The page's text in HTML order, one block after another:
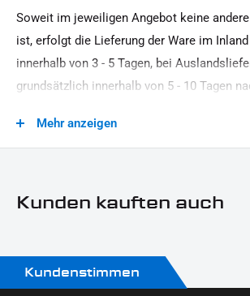
Hersteller:
IRON OPTICS
12 V / 2, 5 W
Material:
Aluminium
Universal Modellreihe
Universal Marke
Oberfläche:
Soweit im jeweiligen Angebot keine
ist, erfolgt die Lieferung der Ware im
innerhalb von 3 - 5 Tagen, bei
grundsätzlich innerhalb von 5 - 10 Tagen
Zeitpunkt Ihrer
Mehr anzeigen
Kunden kauften auch
Kundenstimmen